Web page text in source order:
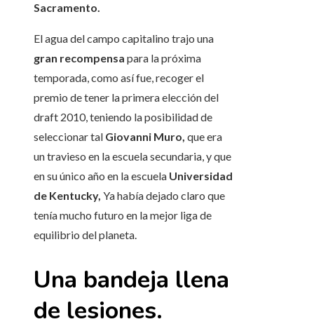
Sacramento.
El agua del campo capitalino trajo una
gran recompensa para la próxima
temporada, como así fue, recoger el
premio de tener la primera elección del
draft 2010, teniendo la posibilidad de
seleccionar tal Giovanni Muro, que era
un travieso en la escuela secundaria, y que
en su único año en la escuela Universidad
de Kentucky, Ya había dejado claro que
tenía mucho futuro en la mejor liga de
equilibrio del planeta.
Una bandeja llena
de lesiones.